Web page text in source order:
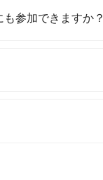
参加できますか？